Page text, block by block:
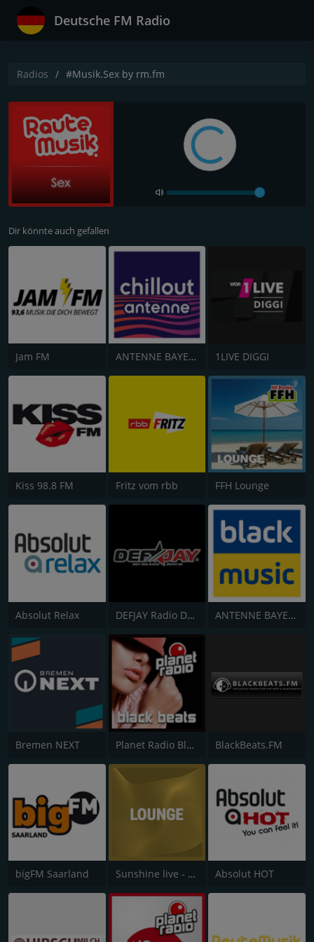
Deutsche FM Radio
Radios #Musik.Sex by rm.fm
Dir könnte auch gefallen
Jam FM ANTENNE BAYERN Chillout 1LIVE DIGGI
Kiss 98.8 FM Fritz vom rbb FFH Lounge
Absolut Relax DEFJAY Radio Deutschland ANTENNE BAYERN Black Beatz
Bremen NEXT Planet Radio Black Beats BlackBeats.FM
bigFM Saarland Sunshine live - Lounge Absolut HOT